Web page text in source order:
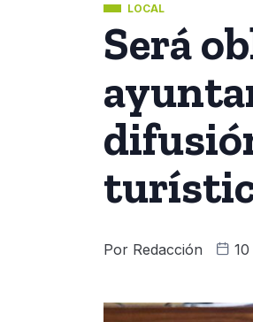
LOCAL
Será
Por Redacción